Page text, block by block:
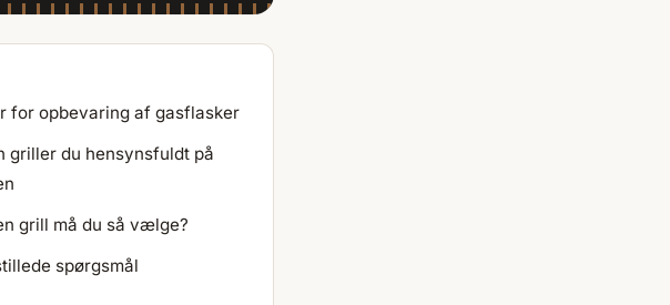
for opbevaring af gasflasker
griller du hensynsfuldt på
grill må du så vælge?
spørgsmål